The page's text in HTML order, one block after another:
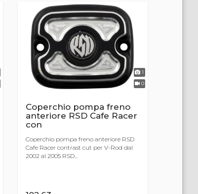
1
0
Coperchio pompa freno
anteriore RSD Cafe Racer
con
Coperchio pompa freno anteriore RSD
Cafe Racer contrast cut per V-Rod dal
2002 al 2005 RSD...